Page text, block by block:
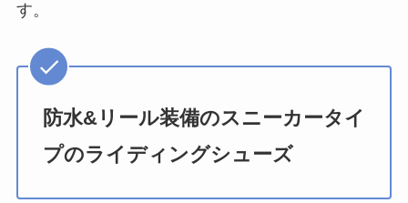
す。
防水&リール装備のスニーカータイ
プのライディングシューズ